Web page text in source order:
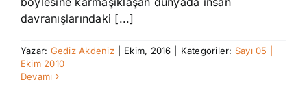
davranışlarındaki [...]
Yazar: Gediz Akdeniz Ekim, 2016 Kategoriler: Sayı 05 |
Ekim 2010
Devamı